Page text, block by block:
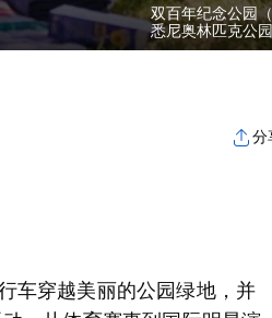
双百年纪念公园
悉尼奥林匹克公园
分
车穿越美丽的公园绿地，并